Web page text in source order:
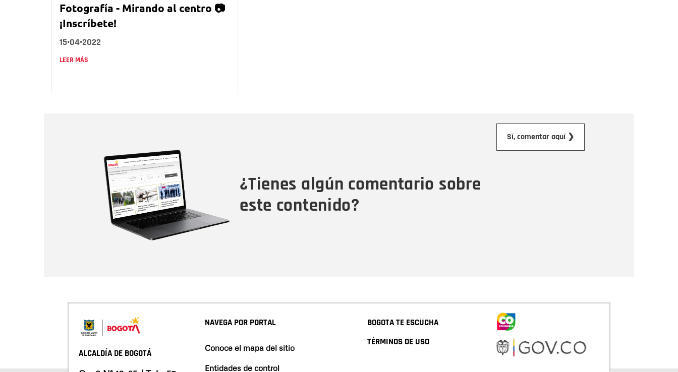
Fotografía - Mirando al centro 📷
¡Inscríbete!
15•04•2022
LEER MÁS
¿Tienes algún comentario sobre
este contenido?
Sí, comentar aquí ❯
ALCALDÍA DE BOGOTÁ
NAVEGA POR PORTAL
Conoce el mapa del sitio
Entidades de control
BOGOTA TE ESCUCHA
TÉRMINOS DE USO